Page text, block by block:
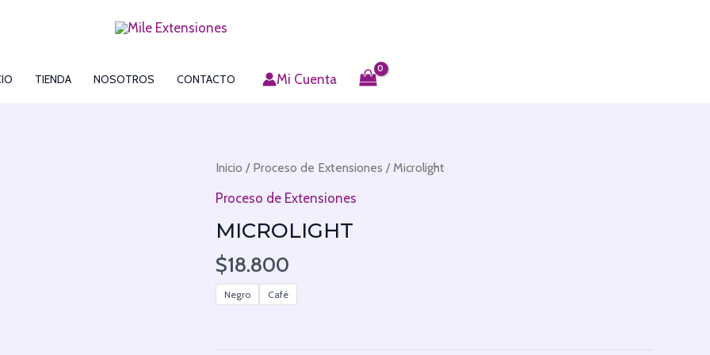
TIENDA NOSOTROS CONTACTO Mi Cuenta
Inicio / Proceso de Extensiones / Microlight
Proceso de Extensiones
MICROLIGHT
$18.800
Negro Café
Microlight
cantidad